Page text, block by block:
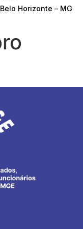
Horizonte – MG